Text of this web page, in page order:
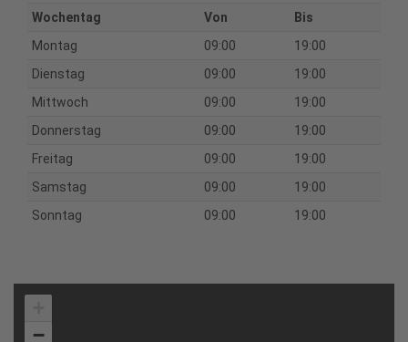
Wochentag
Von
Bis
Montag
09:00
19:00
Dienstag
09:00
19:00
Mittwoch
09:00
19:00
Donnerstag
09:00
19:00
Freitag
09:00
19:00
Samstag
09:00
19:00
Sonntag
09:00 19:00
−